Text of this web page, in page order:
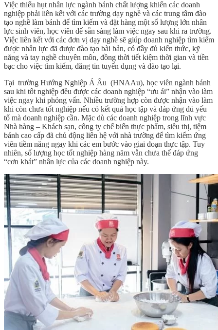
Việc thiếu hụt nhân lực ngành bánh chất lượng khiến các doanh
nghiệp phải liên kết với các trường dạy nghề và các trung tâm đào
tạo nghề làm bánh để tìm kiếm và đặt hàng một số lượng lớn nhân
lực sinh viên, học viên để sẵn sàng làm việc ngay sau khi ra trường.
Việc liên kết với các đơn vị dạy nghề sẽ giúp doanh nghiệp tìm kiếm
được nhân lực đã được đào tạo bài bản, có đầy đủ kiến thức, kỹ
năng và tay nghề chuyên môn, đồng thời tiết kiệm thời gian và tiền
bạc cho việc tìm kiếm, đăng tin tuyển dụng và đào tạo lại.
Tại trường Hướng Nghiệp Á Âu (HNAAu), học viên ngành bánh
sau khi tốt nghiệp đều được các doanh nghiệp “ưu ái” nhận vào làm
việc ngay khi phỏng vấn. Nhiều trường hợp còn được nhận vào làm
khi còn chưa tốt nghiệp nếu có kết quả học tập và đáp ứng đủ yếu
tố mà doanh nghiệp cần. Mặc dù các doanh nghiệp trong lĩnh vực
Nhà hàng – Khách sạn, công ty chế biến thực phẩm, siêu thị, tiệm
bánh cao cấp đã chủ động liên hệ với nhà trường để tìm kiếm ứng
viên tiềm năng ngay khi các em bước vào giai đoạn thực tập. Tuy
nhiên, số lượng học tốt nghiệp hàng năm vẫn chưa thể đáp ứng
“cơn khát” nhân lực của các doanh nghiệp này.